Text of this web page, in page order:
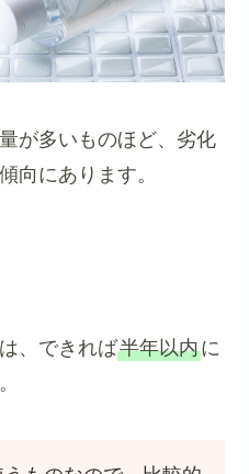
が多いものほど、劣化
向にあります。
、できれば半年以内に